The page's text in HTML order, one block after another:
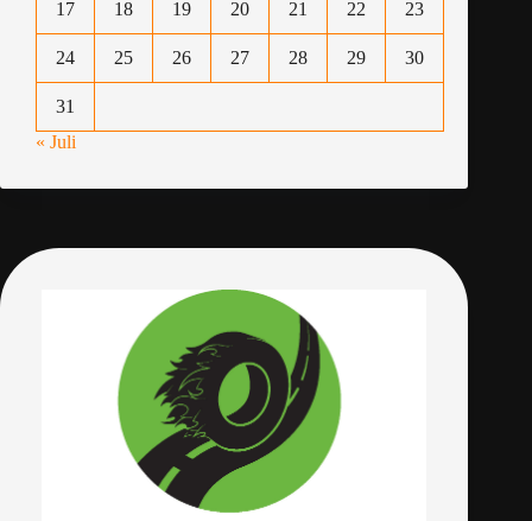
17 18 19 20 21 22 23
24 25 26 27 28 29 30
31
« Juli